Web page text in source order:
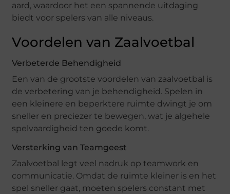
aard, waardoor het een spannende uitdaging
biedt voor spelers van alle niveaus.
Voordelen van Zaalvoetbal
Verbeterde Behendigheid
Een van de grootste voordelen van zaalvoetbal is
de verbetering van je behendigheid. Spelen in
een kleinere en beperktere ruimte dwingt je om
sneller en preciezer te bewegen, wat je algehele
spelvaardigheid ten goede komt.
Versterking van Teamgeest
Zaalvoetbal legt veel nadruk op teamwork en
communicatie. Omdat de ruimte kleiner is en het
spel sneller gaat, moeten spelers constant met